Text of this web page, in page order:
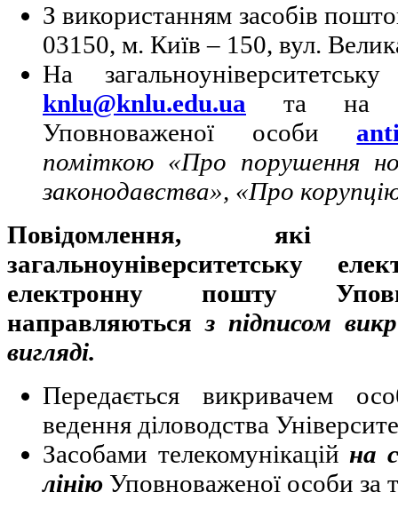
З використанням засобів
03150, м. Київ – 150, вул.
На
knlu@knlu.edu.ua та на
Уповноваженої особи
поміткою «Про порушення
законодавства», «Про
Повідомлення, які
загальноуніверситетську
електронну пошту
направляютьсяз підписом
вигляді.
Передається викривачем
ведення діловодства
Засобами телекомунікацій на
лінію Уповноваженої особи за